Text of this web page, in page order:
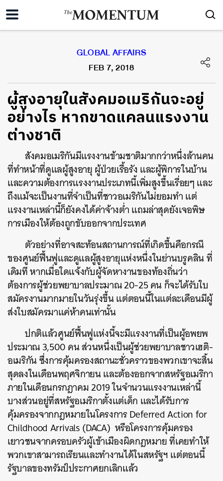
GLOBAL AFFAIRS
FEB 7, 2018
ผู้สูงอายุในสังคมอเมริกันจะอยู่
อย่างไร หากขาดแคลนแรงงาน
ต่างชาติ
สังคมอเมริกันมีแรงงานข้ามชาติมากกว่าหนึ่งล้านคน
ที่ทำหน้าที่ดูแลผู้สูงอายุ ผู้ป่วยเรื้อรัง และผู้พิการในบ้าน
และความต้องการแรงงานประเภทนี้เพิ่มสูงขึ้นเรื่อยๆ และ
ถึงแม้จะเป็นงานที่จำเป็นที่ชาวอเมริกันไม่ยอมทำ แต่
แรงงานเหล่านี้ก็ยังคงได้ค่าจ้างต่ำ แถมล่าสุดยังเจอพิษ
การเมืองให้ต้องถูกขับออกจากประเทศ
ตัวอย่างที่อาจสะท้อนสถานการณ์ที่เกิดขึ้นคือกรณี
ของศูนย์ฟื้นฟูและดูแลผู้สูงอายุแห่งหนึ่งในย่านบรูคลิน ที่
เดิมที หากเมื่อใดแจ้งกับผู้จัดหางานของท้องถิ่นว่า
ต้องการผู้ช่วยพยาบาลประมาณ 20-25 คน ก็จะได้รับใบ
สมัครงานมากมายในวันรุ่งขึ้น แต่ตอนนี้ในแต่ละเดือนมีผู้
ส่งใบสมัครมาแค่ห้าคนเท่านั้น
ปกติแล้วศูนย์ฟื้นฟูแห่งนี้จะมีแรงงานที่เป็นผู้อพยพ
ประมาณ 3,500 คน ส่วนหนึ่งเป็นผู้ช่วยพยาบาลชาวเฮติ-
อเมริกัน ซึ่งการคุ้มครองสถานะชั่วคราวของพวกเขาจะสิ้น
สุดลงในเดือนพฤศจิกายน และต้องออกจากสหรัฐอเมริกา
ภายในเดือนกรกฎาคม 2019 ในจำนวนแรงงานเหล่านี้
บางส่วนอยู่ที่สหรัฐอเมริกาตั้งแต่เด็ก และได้รับการ
คุ้มครองจากกฎหมายในโครงการ Deferred Action for
Childhood Arrivals (DACA) หรือโครงการคุ้มครอง
เยาวชนจากครอบครัวผู้เข้าเมืองผิดกฎหมาย ที่เคยทำให้
พวกเขาสามารถเรียนและทำงานได้ในสหรัฐฯ แต่ตอนนี้
รัฐบาลของทรัมป์ประกาศยกเลิกแล้ว